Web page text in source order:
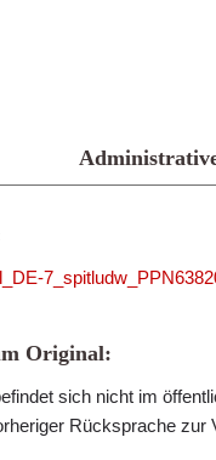
Original:
sich nicht im
Rücksprache zur